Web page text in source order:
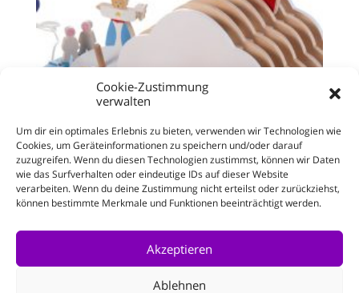
Cookie-Zustimmung
verwalten
Um dir ein optimales Erlebnis zu bieten, verwenden wir Technologien wie
Cookies, um Geräteinformationen zu speichern und/oder darauf
zuzugreifen. Wenn du diesen Technologien zustimmst, können wir Daten
wie das Surfverhalten oder eindeutige IDs auf dieser Website
verarbeiten. Wenn du deine Zustimmung nicht erteilst oder zurückziehst,
können bestimmte Merkmale und Funktionen beeinträchtigt werden.
Akzeptieren
Ablehnen
213,00€Ursprünglicher
war:
117,81€Aktueller
Preis
ist:
117,81 €.